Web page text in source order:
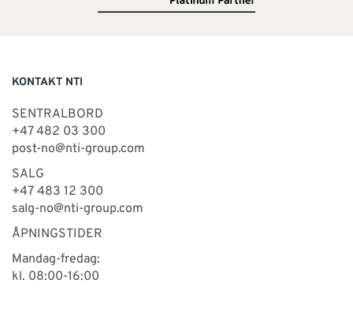
KONTAKT NTI
SENTRALBORD
+47 482 03 300
post-no@nti-group.com
SALG
+47 483 12 300
salg-no@nti-group.com
ÅPNINGSTIDER
Mandag-fredag:
kl. 08:00-16:00